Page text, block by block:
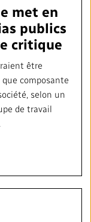
met en
publics
critique
être
composante
selon un
de travail